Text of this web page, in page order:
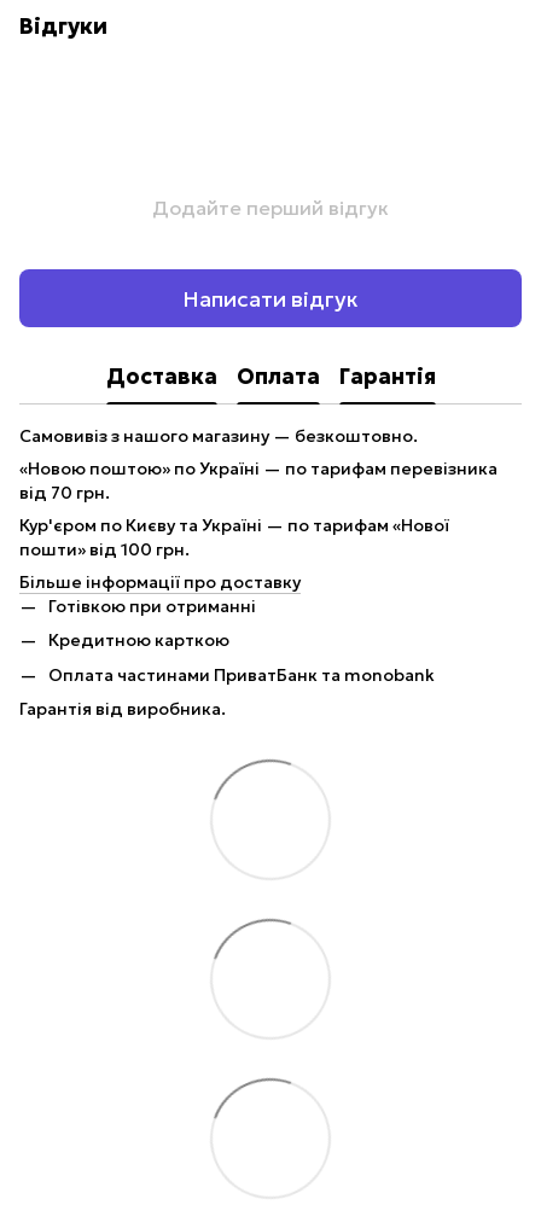
Відгуки
Додайте перший відгук
Написати відгук
Доставка Оплата Гарантія
Самовивіз з нашого магазину — безкоштовно.
«Новою поштою» по Україні — по тарифам перевізника
від 70 грн.
Кур'єром по Києву та Україні — по тарифам «Нової
пошти» від 100 грн.
Більше інформації про доставку
Готівкою при отриманні
Кредитною карткою
Оплата частинами ПриватБанк та monobank
Гарантія від виробника.